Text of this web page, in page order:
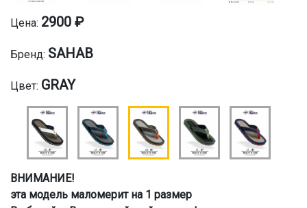
Цена: 2900 ₽
Бренд: SAHAB
Цвет: GRAY
ВНИМАНИЕ!
эта модель маломерит на 1 размер